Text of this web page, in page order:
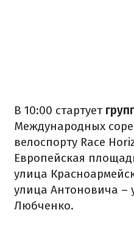
В 10:00 стартует
Международных
велоспорту Race
Европейская
улица
улица Антоновича –
Любченко.